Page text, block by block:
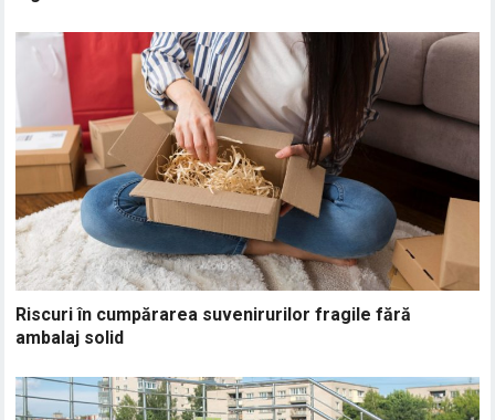
Riscuri în cumpărarea suvenirurilor fragile fără
ambalaj solid